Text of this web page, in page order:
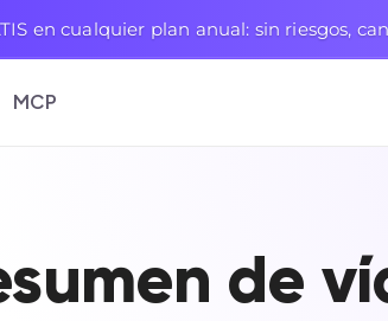
en cualquier plan anual: sin riesgos,
MCP
de